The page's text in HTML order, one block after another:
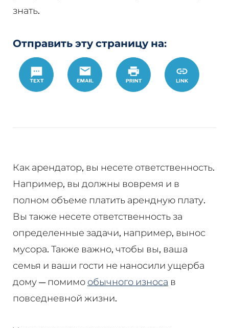
знать.
Отправить эту страницу на:
Text
Email Печать
https://
Link
Как арендатор, вы несете ответственность.
Например, вы должны вовремя и в
полном объеме платить арендную плату.
Вы также несете ответственность за
определенные задачи, например, вынос
мусора. Также важно, чтобы вы, ваша
семья и ваши гости не наносили ущерба
дому — помимо обычного износа в
повседневной жизни.